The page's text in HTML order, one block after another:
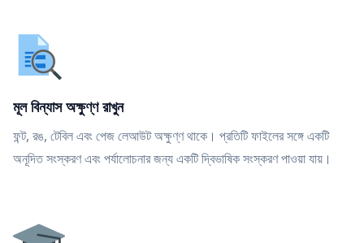
মূল বিন্যাস অক্ষুণ্ণ রাখুন
ফন্ট, রঙ, টেবিল এবং পেজ লেআউট অক্ষুণ্ণ থাকে। প্রতিটি ফাইলের সঙ্গে একটি
অনূদিত সংস্করণ এবং পর্যালোচনার জন্য একটি দ্বিভাষিক সংস্করণ পাওয়া যায়।